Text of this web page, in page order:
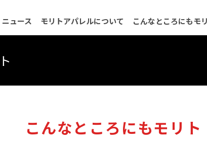
ニュース モリトアパレルについて こんなところにもモ
こんなところにもモリト